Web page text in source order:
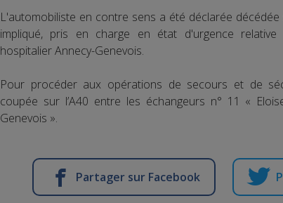
L'automobiliste en contre sens a été déclarée
impliqué, pris en charge en état d'urgence
hospitalier Annecy-Genevois.
Pour procéder aux opérations de secours et de
coupée sur l’A40 entre les échangeurs n° 11 «
Genevois ».
Partager sur Facebook